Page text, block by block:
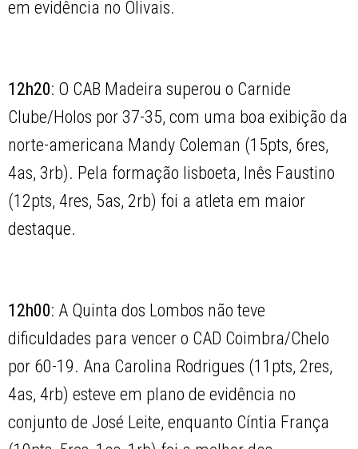
em evidência no Olivais.
12h20: O CAB Madeira superou o Carnide
Clube/Holos por 37-35, com uma boa exibição da
norte-americana Mandy Coleman (15pts, 6res,
4as, 3rb). Pela formação lisboeta, Inês Faustino
(12pts, 4res, 5as, 2rb) foi a atleta em maior
destaque.
12h00: A Quinta dos Lombos não teve
dificuldades para vencer o CAD Coimbra/Chelo
por 60-19. Ana Carolina Rodrigues (11pts, 2res,
4as, 4rb) esteve em plano de evidência no
conjunto de José Leite, enquanto Cíntia França